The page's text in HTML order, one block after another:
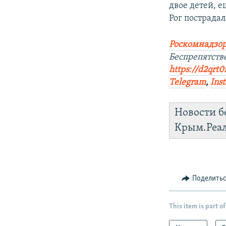
двое детей,
Рог
https://
Telegram,
Новости
This item is part of